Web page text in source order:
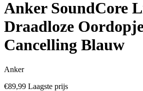
Anker SoundCore
Draadloze
Cancelling Blauw
Anker
€89,99 Laagste prijs